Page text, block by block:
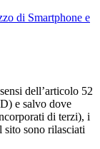
di Smartphone e
dell’articolo 52
e salvo dove
di terzi), i
sono rilasciati